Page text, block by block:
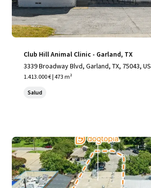
Club Hill Animal Clinic - Garland, TX
3339 Broadway Blvd, Garland, TX, 75043, US
1.413.000 € | 473 m²
Salud